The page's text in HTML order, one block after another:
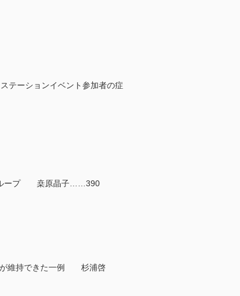
テーションイベント参加者の症
グループ 桒原晶子……390
が維持できた一例 杉浦啓